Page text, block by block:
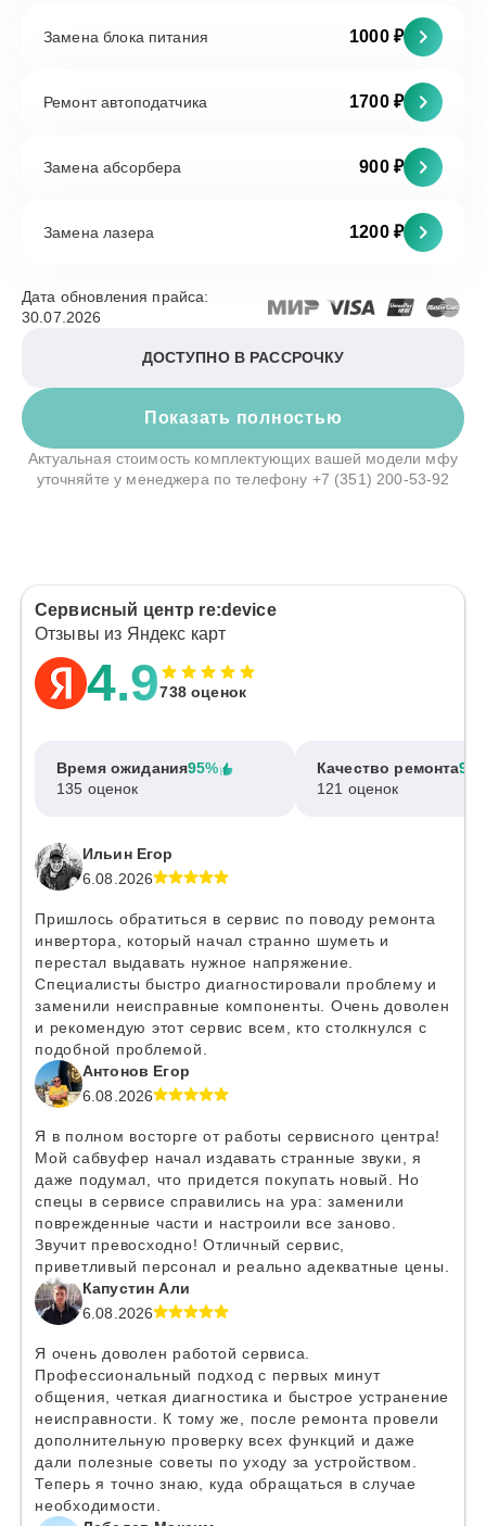
Замена блока питания 1000 ₽
Ремонт автоподатчика 1700 ₽
Замена абсорбера 900 ₽
Замена лазера 1200 ₽
Показать полностью
Дата обновления прайса:
30.07.2026
ДОСТУПНО В РАССРОЧКУ
Актуальная стоимость комплектующих вашей модели мфу
уточняйте у менеджера по телефону +7 (351) 200-53-92
Сервисный центр re:device
Отзывы из Яндекс карт
4.9738 оценок
Время ожидания95%
135 оценок
Качество ремонта
121 оценок
Ильин Егор
6.08.2026
Пришлось обратиться в сервис по поводу ремонта
инвертора, который начал странно шуметь и
перестал выдавать нужное напряжение.
Специалисты быстро диагностировали проблему и
заменили неисправные компоненты. Очень доволен
и рекомендую этот сервис всем, кто столкнулся с
подобной проблемой.
Антонов Егор
6.08.2026
Я в полном восторге от работы сервисного центра!
Мой сабвуфер начал издавать странные звуки, я
даже подумал, что придется покупать новый. Но
спецы в сервисе справились на ура: заменили
поврежденные части и настроили все заново.
Звучит превосходно! Отличный сервис,
приветливый персонал и реально адекватные цены.
Капустин Али
6.08.2026
Я очень доволен работой сервиса.
Профессиональный подход с первых минут
общения, четкая диагностика и быстрое устранение
неисправности. К тому же, после ремонта провели
дополнительную проверку всех функций и даже
дали полезные советы по уходу за устройством.
Теперь я точно знаю, куда обращаться в случае
необходимости.